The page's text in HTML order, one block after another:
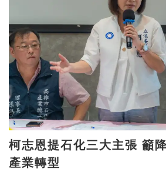
柯志恩提石化三大主張 籲降負擔保就業助
產業轉型